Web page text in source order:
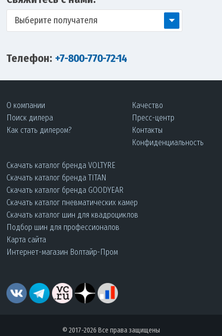
Выберите получателя
Телефон: +7-800-770-72-14
О компании
Поиск дилера
Как стать дилером?
Качество
Пресс-центр
Контакты
Конфиденциальность
Скачать каталог бренда VOLTYRE
Скачать каталог бренда TITAN
Скачать каталог бренда GOODYEAR
Скачать каталог пневматических камер
Скачать каталог шин для квадроциклов
Подбор шин для профессионалов
Карта сайта
Интернет-магазин Волтайр-Пром
© 2017-2026 Все права защищены